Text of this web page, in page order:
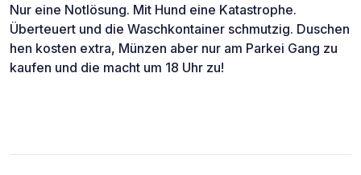
Nur eine Notlösung. Mit Hund eine Katastrophe.
Überteuert und die Waschkontainer schmutzig. Duschen
hen kosten extra, Münzen aber nur am Parkei Gang zu
kaufen und die macht um 18 Uhr zu!